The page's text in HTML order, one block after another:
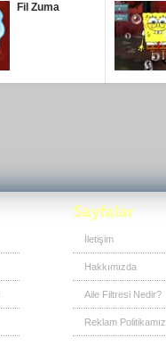
Fil Zuma
İletişim
Hakkımızda
Aile Filtresi Nedir?
Reklam Politikamız